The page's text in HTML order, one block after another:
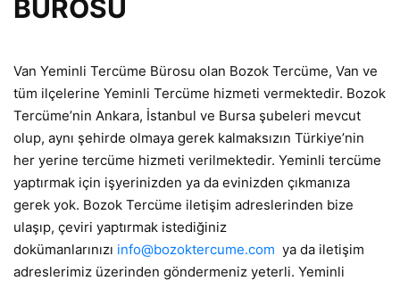
BÜROSU
Van Yeminli Tercüme Bürosu olan Bozok Tercüme, Van ve
tüm ilçelerine Yeminli Tercüme hizmeti vermektedir. Bozok
Tercüme’nin Ankara, İstanbul ve Bursa şubeleri mevcut
olup, aynı şehirde olmaya gerek kalmaksızın Türkiye’nin
her yerine tercüme hizmeti verilmektedir. Yeminli tercüme
yaptırmak için işyerinizden ya da evinizden çıkmanıza
gerek yok. Bozok Tercüme iletişim adreslerinden bize
ulaşıp, çeviri yaptırmak istediğiniz
dokümanlarınızı info@bozoktercume.com ya da iletişim
adreslerimiz üzerinden göndermeniz yeterli. Yeminli